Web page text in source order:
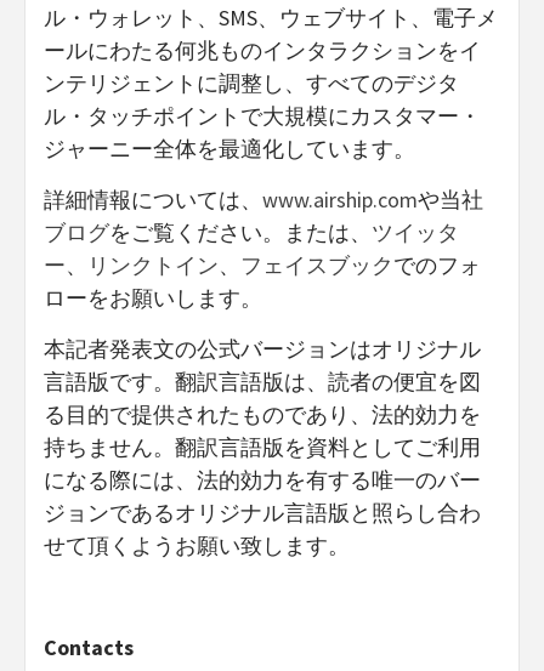
ル・ウォレット、SMS、ウェブサイト、電子メ
ールにわたる何兆ものインタラクションをイ
ンテリジェントに調整し、すべてのデジタ
ル・タッチポイントで大規模にカスタマー・
ジャーニー全体を最適化しています。
詳細情報については、 www.airship.comや当社
ブログをご覧ください。または、 ツイッタ
ー、 リンクトイン、 フェイスブックでのフォ
ローをお願いします。
本記者発表文の公式バージョンはオリジナル
言語版です。翻訳言語版は、読者の便宜を図
る目的で提供されたものであり、法的効力を
持ちません。翻訳言語版を資料としてご利用
になる際には、法的効力を有する唯一のバー
ジョンであるオリジナル言語版と照らし合わ
せて頂くようお願い致します。
Contacts